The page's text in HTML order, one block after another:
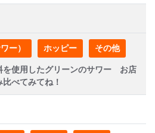
ー） ホッピー その他
使用したグリーンのサワー お店
べてみてね！